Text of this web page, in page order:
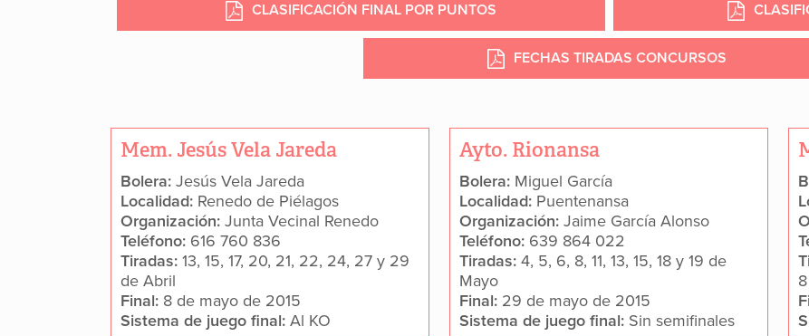
CLASIFICACIÓN FINAL POR PUNTOS
FECHAS TIRADAS CONCURSOS
Mem. Jesús Vela Jareda
Bolera: Jesús Vela Jareda
Localidad: Renedo de Piélagos
Organización: Junta Vecinal Renedo
Teléfono: 616 760 836
Tiradas: 13, 15, 17, 20, 21, 22, 24, 27 y 29
de Abril
Final: 8 de mayo de 2015
Sistema de juego final: Al KO
Ayto. Rionansa
Bolera: Miguel García
Localidad: Puentenansa
Organización: Jaime García Alonso
Teléfono: 639 864 022
Tiradas: 4, 5, 6, 8, 11, 13, 15, 18 y 19 de
Mayo
Final: 29 de mayo de 2015
Sistema de juego final: Sin semifinales